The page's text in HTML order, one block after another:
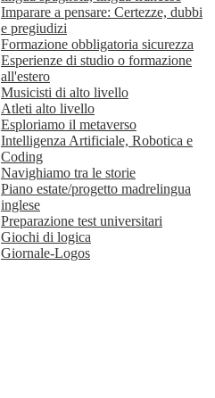
Imparare a pensare: Certezze, dubbi
e pregiudizi
Formazione obbligatoria sicurezza
Esperienze di studio o formazione
all'estero
Musicisti di alto livello
Atleti alto livello
Esploriamo il metaverso
Intelligenza Artificiale, Robotica e
Coding
Navighiamo tra le storie
Piano estate/progetto madrelingua
inglese
Preparazione test universitari
Giochi di logica
Giornale-Logos